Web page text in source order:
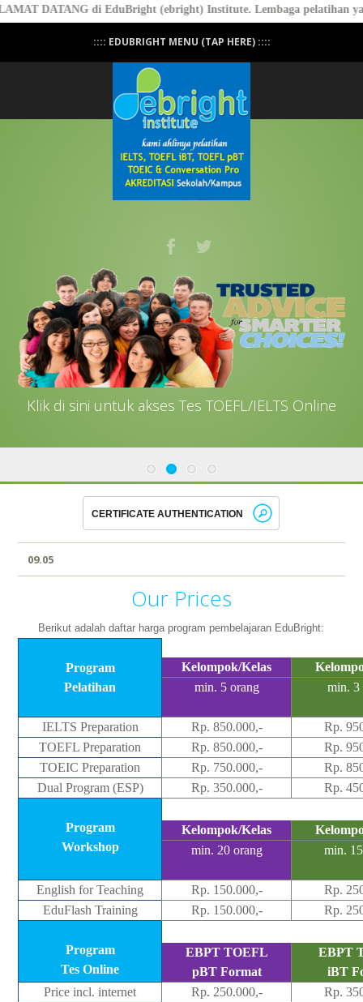
DATANG di EduBright (ebright) Institute. Lembaga pelatihan
:::: EDUBRIGHT MENU (TAP HERE) ::::
Professional Conversation - PASTI BISA
NGOMONG! - Click Here
Klik di sini untuk akses Tes TOEFL/IELTS Online
The Most Popular IELTS Preparation in
Semarang
09.05
Our Prices
Berikut adalah daftar harga program pembelajaran EduBright:
Program
Pelatihan
Kelompok/Kelas
min. 5 orang
min. 3
IELTS Preparation Rp. 850.000,-
Rp.
TOEFL Preparation
Rp. 850.000,-
Rp.
TOEIC Preparation
Rp. 750.000,-
Rp.
Dual Program (ESP)
Rp. 350.000,- Rp.
Program
Workshop
Kelompok/Kelas
min. 20 orang
min.
English for Teaching Rp. 150.000,-
Rp.
EduFlash Training
Rp. 150.000,- Rp.
Program
Tes Online
EBPT TOEFL
pBT Format
EBPT
iBT
Price incl. internet
Rp. 250.000,-
Rp.